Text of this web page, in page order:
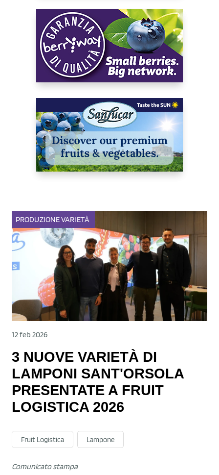
PRODUZIONEVARIETÀ
12 feb 2026
3 NUOVE VARIETÀ DI
LAMPONI SANT'ORSOLA
PRESENTATE A FRUIT
LOGISTICA 2026
Fruit Logistica Lampone
Comunicato stampa